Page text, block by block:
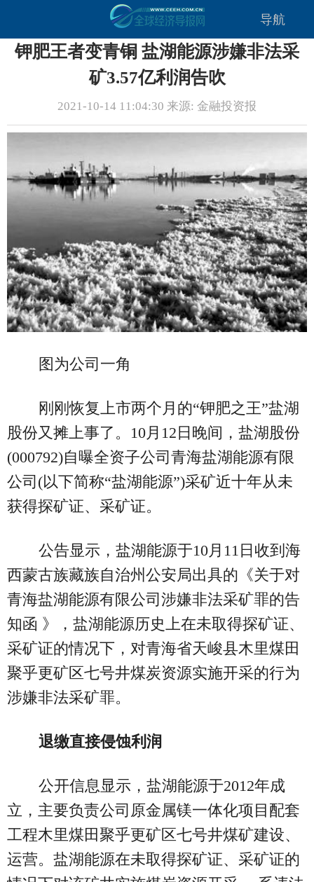
导航
钾肥王者变青铜 盐湖能源涉嫌非法采
矿3.57亿利润告吹
2021-10-14 11:04:30 来源: 金融投资报
图为公司一角
刚刚恢复上市两个月的“钾肥之王”盐湖
股份又摊上事了。10月12日晚间，盐湖股份
(000792)自曝全资子公司青海盐湖能源有限
公司(以下简称“盐湖能源”)采矿近十年从未
获得探矿证、采矿证。
公告显示，盐湖能源于10月11日收到海
西蒙古族藏族自治州公安局出具的《关于对
青海盐湖能源有限公司涉嫌非法采矿罪的告
知函 》，盐湖能源历史上在未取得探矿证、
采矿证的情况下，对青海省天峻县木里煤田
聚乎更矿区七号井煤炭资源实施开采的行为
涉嫌非法采矿罪。
退缴直接侵蚀利润
公开信息显示，盐湖能源于2012年成
立，主要负责公司原金属镁一体化项目配套
工程木里煤田聚乎更矿区七号井煤矿建设、
运营。盐湖能源在未取得探矿证、采矿证的